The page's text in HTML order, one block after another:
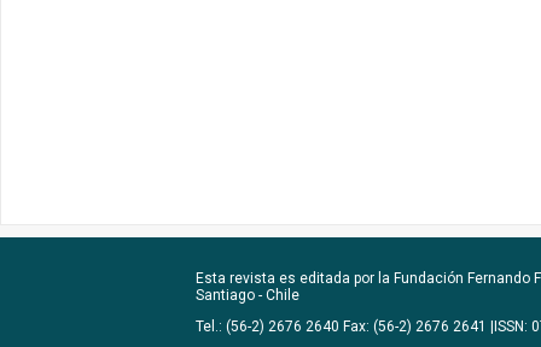
Esta revista es editada por la Fundación Fernando
Santiago - Chile
Tel.: (56-2) 2676 2640 Fax: (56-2) 2676 2641 |ISSN: